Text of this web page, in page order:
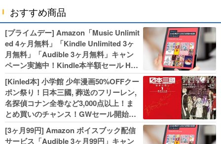
おすすめ商品
[プライムデー] Amazon「Music Unlimit
ed 4ヶ月無料」「Kindle Unlimited 3ヶ
月無料」「Audible 3ヶ月無料」キャン
ペーン実施中！Kindle本半額セール HU
NTER×HUNTERなど集英社、無職転生,
幼女戦記などKADOKAWA、キャプテン
翼100円セールも！
[Kinled本] 小学館 少年漫画50%OFFクー
ポン祭り！日本三國, 葬送のフリーレン,
名探偵コナン全巻など3,000点以上！ま
とめ買いのチャンス！GWセール開始！
人気コミック多数 カドカワ祭やIT関連本
がセールに！
[3ヶ月99円] Amazon ボイスブック配信
サービス「Audible 3ヶ月99円」キャン